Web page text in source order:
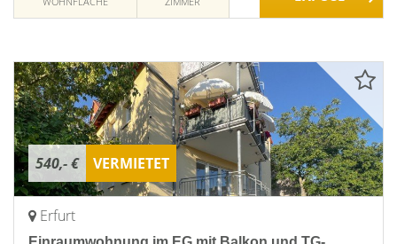
540,- € VERMIETET
Erfurt